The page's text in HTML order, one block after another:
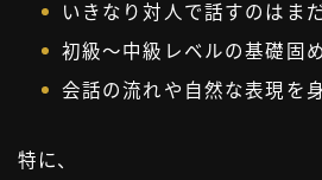
いきなり対人で話すのはま
初級〜中級レベルの基礎固
会話の流れや自然な表現を
特に、